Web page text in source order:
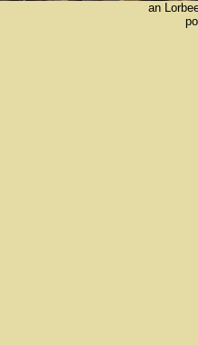
an